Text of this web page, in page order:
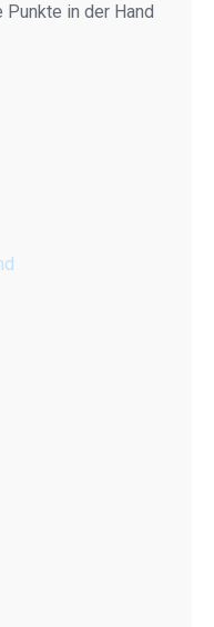
Punkte in der Hand